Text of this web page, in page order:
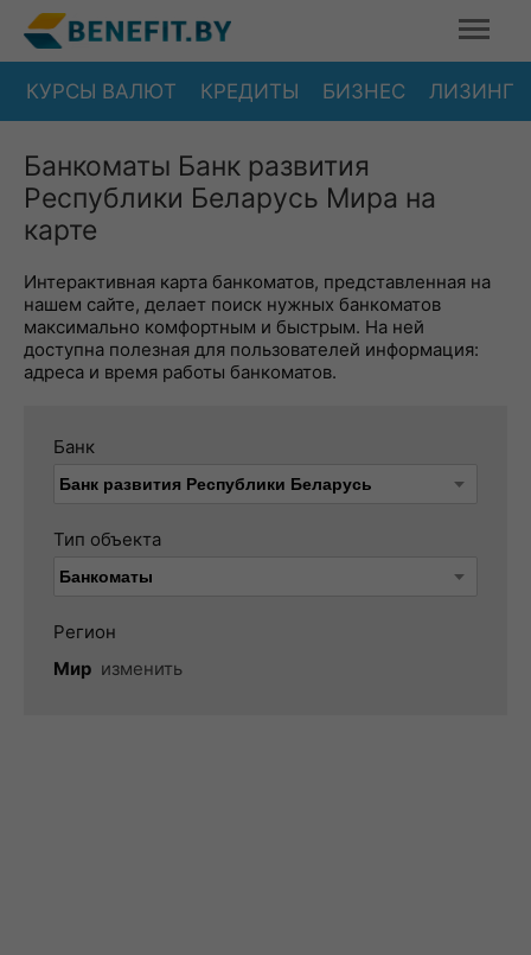
КУРСЫ ВАЛЮТ КРЕДИТЫ БИЗНЕС ЛИЗИНГ
Банкоматы Банк развития
Республики Беларусь Мира на
карте
Интерактивная карта банкоматов, представленная на
нашем сайте, делает поиск нужных банкоматов
максимально комфортным и быстрым. На ней
доступна полезная для пользователей информация:
адреса и время работы банкоматов.
Банк
Тип объекта
Регион
Мир изменить